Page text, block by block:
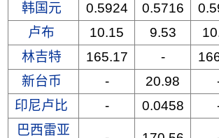
韩国元
0.5924 0.5716
卢布
10.15 9.53
林吉特
165.17 -
新台币
- 20.98
印尼卢比
- 0.0458
巴西雷亚